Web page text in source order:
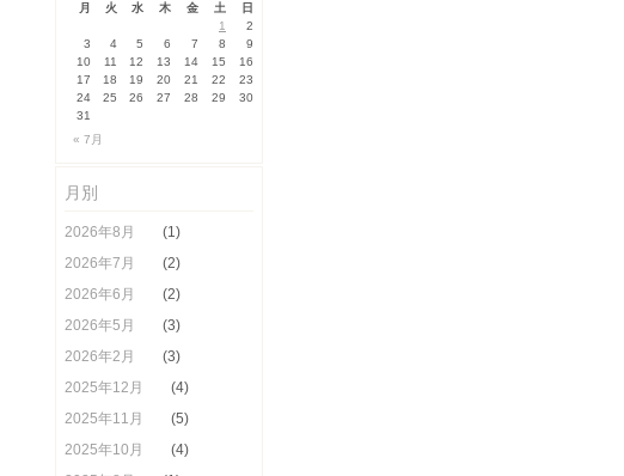
月
火 水 木 金 土 日
« 7月
1
2
3
4 5 6 7 8
9
10
11 12 13 14 15
16
17
18 19 20 21 22
23
24
25 26 27 28 29
30
31
月別
2026年8月
(1)
2026年7月
(2)
2026年6月
(2)
2026年5月
(3)
2026年2月
(3)
2025年12月
(4)
2025年11月
(5)
2025年10月
(4)